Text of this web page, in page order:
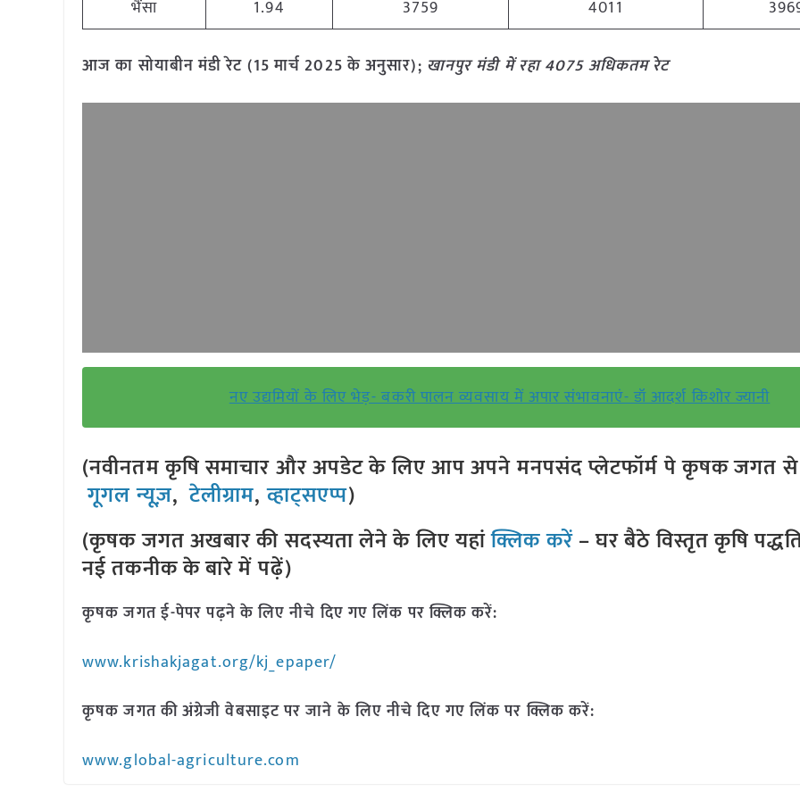
भैंसा 1.94 3759 4011
आज का सोयाबीन मंडी रेट (15 मार्च 2025 के अनुसार); खानपुर मंडी में रहा 4075 अधिकतम रेट
नए उद्यमियों के लिए भेड़- बकरी पालन व्यवसाय में अपार संभावनाएं- डॉ आदर्श किशोर ज्यानी
(नवीनतम कृषि समाचार और अपडेट के लिए आप अपने मनपसंद प्लेटफॉर्म पे कृषक जगत
गूगल न्यूज़,टेलीग्राम,व्हाट्सएप्प)
(कृषक जगत अखबार की सदस्यता लेने के लिए यहांक्लिक करें– घर बैठे विस्तृत कृषि
नई तकनीक के बारे में पढ़ें)
कृषक जगत ई-पेपर पढ़ने के लिए नीचे दिए गए लिंक पर क्लिक करें:
www.krishakjagat.org/kj_epaper/
कृषक जगत की अंग्रेजी वेबसाइट पर जाने के लिए नीचे दिए गए लिंक पर क्लिक करें:
www.global-agriculture.com